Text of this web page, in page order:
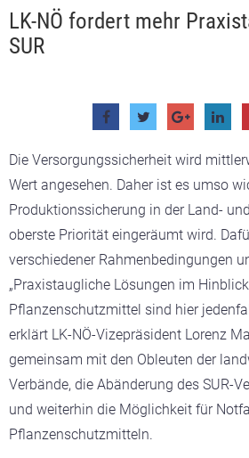
LK-NÖ fordert mehr
SUR
Die Versorgungssicherheit wird
Wert angesehen. Daher ist es umso
Produktionssicherung in der Land-
oberste Priorität eingeräumt wird.
verschiedener Rahmenbedingungen
„Praxistaugliche Lösungen im
Pflanzenschutzmittel sind hier
erklärt LK-NÖ-Vizepräsident Lorenz
gemeinsam mit den Obleuten der
Verbände, die Abänderung des SUR-
und weiterhin die Möglichkeit für
Pflanzenschutzmitteln.